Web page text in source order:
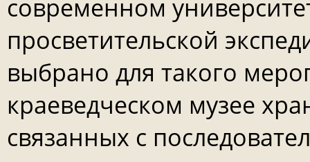
современном
просветительской
выбрано для такого
краеведческом музее
связанных с